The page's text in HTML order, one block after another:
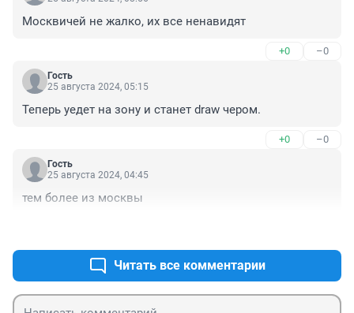
Москвичей не жалко, их все ненавидят
+0 –0
Гость
25 августа 2024, 05:15
Теперь уедет на зону и станет draw чером.
+0 –0
Гость
25 августа 2024, 04:45
тем более из москвы
Читать все комментарии